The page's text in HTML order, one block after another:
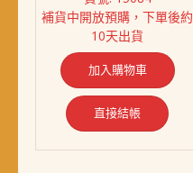
價
格：
NT$ 758。
價
格：
補貨中開放預購，下單後約
10天出貨
加入購物車
直接結帳